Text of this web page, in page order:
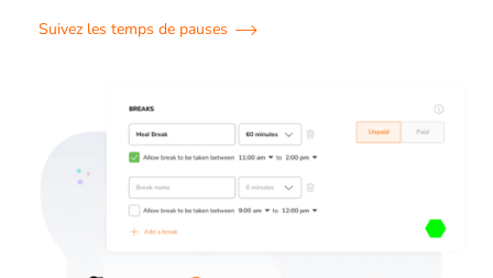
Suivez les temps de pauses